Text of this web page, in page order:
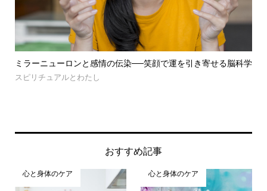
運を引き寄せる脳科学 世界水の日に思う水の大切さ
未分類
おすすめ記事
心と身体のケア 心と身体のケア